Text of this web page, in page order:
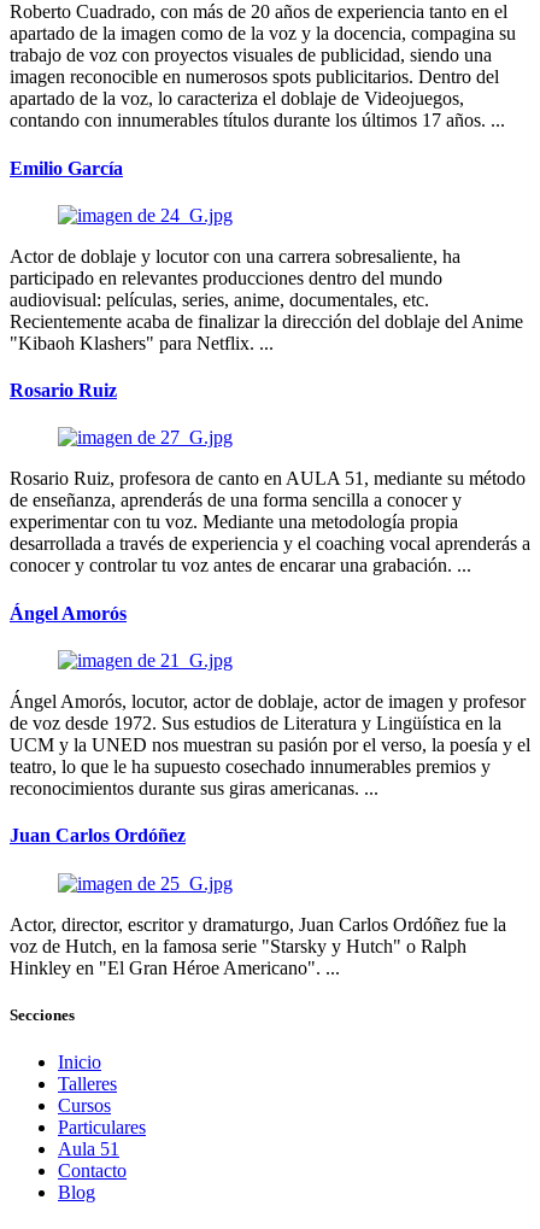
Roberto Cuadrado, con más de 20 años de experiencia tanto en el
apartado de la imagen como de la voz y la docencia, compagina su
trabajo de voz con proyectos visuales de publicidad, siendo una
imagen reconocible en numerosos spots publicitarios. Dentro del
apartado de la voz, lo caracteriza el doblaje de Videojuegos,
contando con innumerables títulos durante los últimos 17 años. ...
Emilio García
Actor de doblaje y locutor con una carrera sobresaliente, ha
participado en relevantes producciones dentro del mundo
audiovisual: películas, series, anime, documentales, etc.
Recientemente acaba de finalizar la dirección del doblaje del Anime
"Kibaoh Klashers" para Netflix. ...
Rosario Ruiz
Rosario Ruiz, profesora de canto en AULA 51, mediante su método
de enseñanza, aprenderás de una forma sencilla a conocer y
experimentar con tu voz. Mediante una metodología propia
desarrollada a través de experiencia y el coaching vocal aprenderás a
conocer y controlar tu voz antes de encarar una grabación. ...
Ángel Amorós
Ángel Amorós, locutor, actor de doblaje, actor de imagen y profesor
de voz desde 1972. Sus estudios de Literatura y Lingüística en la
UCM y la UNED nos muestran su pasión por el verso, la poesía y el
teatro, lo que le ha supuesto cosechado innumerables premios y
reconocimientos durante sus giras americanas. ...
Juan Carlos Ordóñez
Actor, director, escritor y dramaturgo, Juan Carlos Ordóñez fue la
voz de Hutch, en la famosa serie "Starsky y Hutch" o Ralph
Hinkley en "El Gran Héroe Americano". ...
Secciones
Inicio
Talleres
Cursos
Particulares
Aula 51
Contacto
Blog